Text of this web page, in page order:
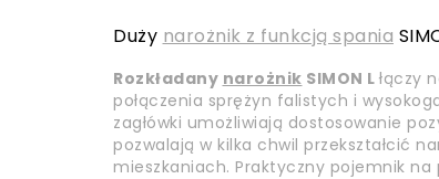
Duży narożnik z funkcją spania
Rozkładany narożnik SIMON L łączy
połączenia sprężyn falistych i
zagłówki umożliwiają dostosowanie
pozwalają w kilka chwil przekształcić
mieszkaniach. Praktyczny pojemnik